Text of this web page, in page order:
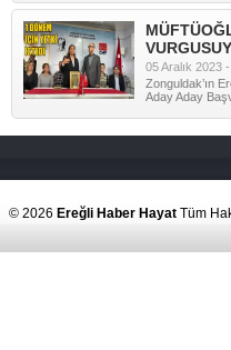
05 Aralık 2023 -
Zonguldak’ın
Aday Aday
© 2026 Ereğli Haber Hayat Tüm